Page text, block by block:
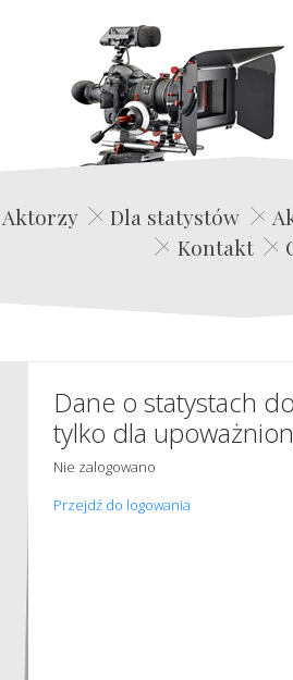
Aktorzy Dla statystów
Kontakt
Dane o statystach
tylko dla
Nie zalogowano
Przejdź do logowania